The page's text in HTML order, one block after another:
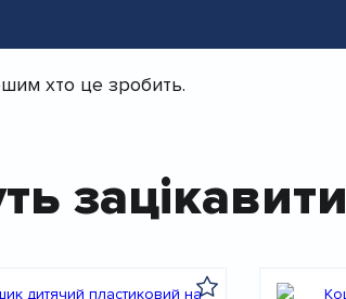
хто це зробить.
зацікавити